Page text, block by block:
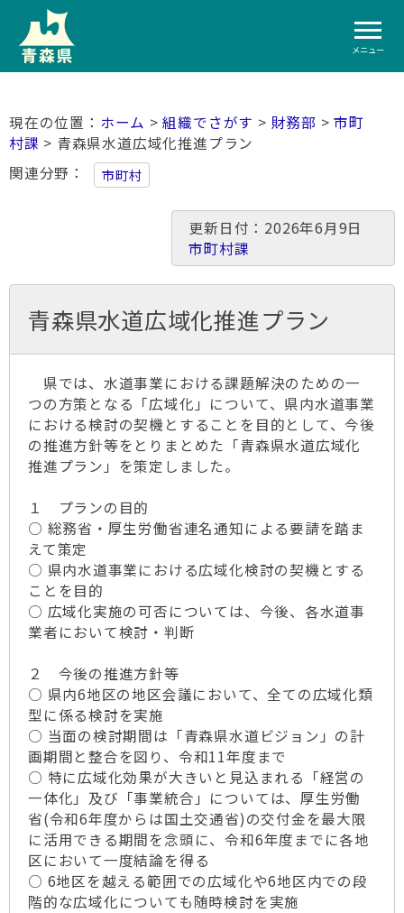
メニュー
ホーム >組織でさがす > 財務部 >市町
村課 > 青森県水道広域化推進プラン
関連分野
市町村
更新日付：2026年6月9日
市町村課
青森県水道広域化推進プラン
県では、水道事業における課題解決のための一
つの方策となる「広域化」について、県内水道事業
における検討の契機とすることを目的として、今後
の推進方針等をとりまとめた「青森県水道広域化
推進プラン」を策定しました。
１ プランの目的
○ 総務省・厚生労働省連名通知による要請を踏ま
えて策定
○ 県内水道事業における広域化検討の契機とする
ことを目的
○ 広域化実施の可否については、今後、各水道事
業者において検討・判断
２ 今後の推進方針等
○ 県内6地区の地区会議において、全ての広域化類
型に係る検討を実施
○ 当面の検討期間は「青森県水道ビジョン」の計
画期間と整合を図り、令和11年度まで
○ 特に広域化効果が大きいと見込まれる「経営の
一体化」及び「事業統合」については、厚生労働
省(令和6年度からは国土交通省)の交付金を最大限
に活用できる期間を念頭に、令和6年度までに各地
区において一度結論を得る
○ 6地区を越える範囲での広域化や6地区内での段
階的な広域化についても随時検討を実施